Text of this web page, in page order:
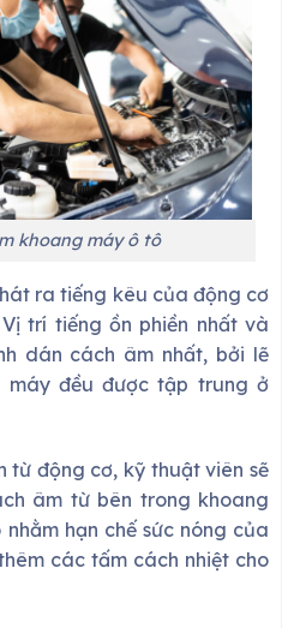
khoang máy ô tô
ra tiếng kêu của động cơ
trí tiếng ồn phiền nhất và
dán cách âm nhất, bởi lẽ
máy đều được tập trung ở
từ động cơ, kỹ thuật viên sẽ
âm từ bên trong khoang
hạn chế sức nóng của
các tấm cách nhiệt cho